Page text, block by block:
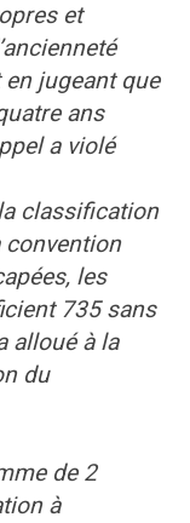
et
jugeant que
ans
a violé
classification
convention
les
735 sans
alloué à la
du
de 2
à